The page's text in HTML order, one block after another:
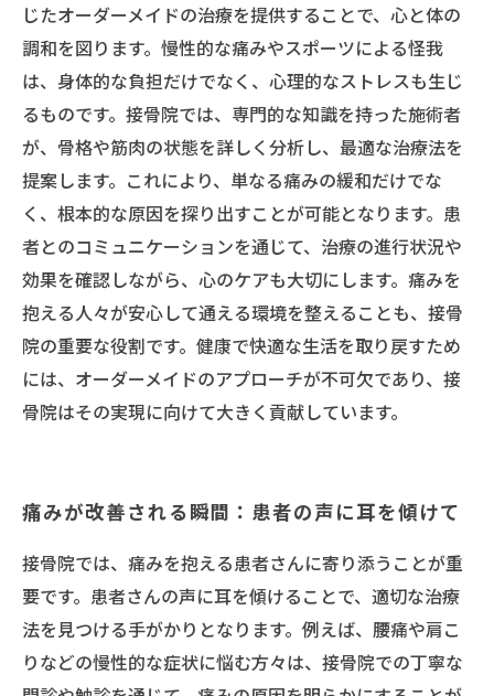
じたオーダーメイドの治療を提供することで、心と体の
調和を図ります。慢性的な痛みやスポーツによる怪我
は、身体的な負担だけでなく、心理的なストレスも生じ
るものです。接骨院では、専門的な知識を持った施術者
が、骨格や筋肉の状態を詳しく分析し、最適な治療法を
提案します。これにより、単なる痛みの緩和だけでな
く、根本的な原因を探り出すことが可能となります。患
者とのコミュニケーションを通じて、治療の進行状況や
効果を確認しながら、心のケアも大切にします。痛みを
抱える人々が安心して通える環境を整えることも、接骨
院の重要な役割です。健康で快適な生活を取り戻すため
には、オーダーメイドのアプローチが不可欠であり、接
骨院はその実現に向けて大きく貢献しています。
痛みが改善される瞬間：患者の声に耳を傾けて
接骨院では、痛みを抱える患者さんに寄り添うことが重
要です。患者さんの声に耳を傾けることで、適切な治療
法を見つける手がかりとなります。例えば、腰痛や肩こ
りなどの慢性的な症状に悩む方々は、接骨院での丁寧な